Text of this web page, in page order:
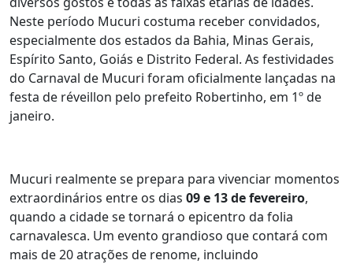
Neste período Mucuri costuma receber convidados,
especialmente dos estados da Bahia, Minas Gerais,
Espírito Santo, Goiás e Distrito Federal. As festividades
do Carnaval de Mucuri foram oficialmente lançadas na
festa de réveillon pelo prefeito Robertinho, em 1º de
janeiro.
Mucuri realmente se prepara para vivenciar momentos
extraordinários entre os dias 09 e 13 de fevereiro,
quando a cidade se tornará o epicentro da folia
carnavalesca. Um evento grandioso que contará com
mais de 20 atrações de renome, incluindo